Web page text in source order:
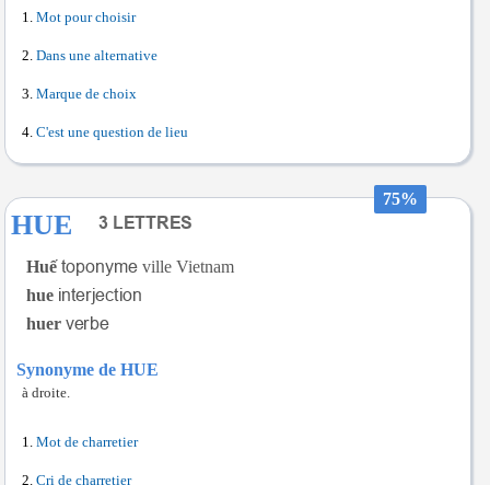
Mot pour choisir
Dans une alternative
Marque de choix
C'est une question de lieu
75%
HUE
Huế
ville Vietnam
hue
huer
Synonyme de HUE
à droite.
Mot de charretier
Cri de charretier